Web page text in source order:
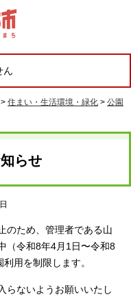
ん
> 住まい・生活環境・緑化 > 公園
らせ
のため、管理者である山
（令和8年4月1日〜令和8
用を制限します。
らないようお願いいたし